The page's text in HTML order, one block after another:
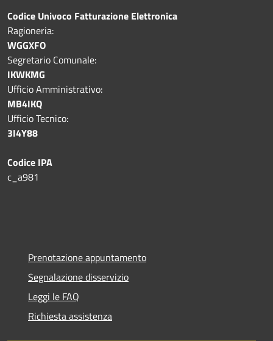
Codice Univoco Fatturazione Elettronica
Ragioneria:
WGGXFO
Segretario Comunale:
IKWKMG
Ufficio Amministrativo:
MB4IKQ
Ufficio Tecnico:
3I4Y88
Codice IPA
c_a981
Prenotazione appuntamento
Segnalazione disservizio
Leggi le FAQ
Richiesta assistenza